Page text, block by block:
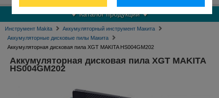
Каталог продукции
Инструмент Makita
Аккумуляторный инструмент Макита
Аккумуляторные дисковые пилы Макита
Аккумуляторная дисковая пила XGT MAKITA HS004GM202
Аккумуляторная дисковая пила XGT MAKITA
HS004GM202